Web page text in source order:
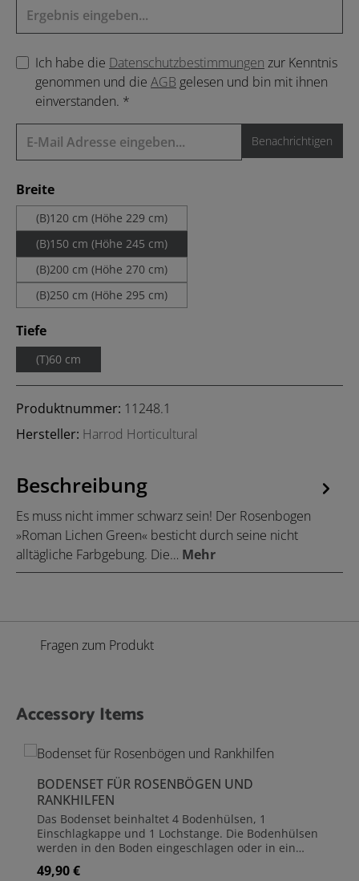
Ich habe die Datenschutzbestimmungen zur Kenntnis
genommen und die AGB gelesen und bin mit ihnen
einverstanden. *
Benachrichtigen
Breiteauswählen
(B)120 cm (Höhe 229 cm)
(B)150 cm (Höhe 245 cm)
(B)200 cm (Höhe 270 cm)
(B)250 cm (Höhe 295 cm)
Tiefeauswählen
(T)60 cm
Produktnummer: 11248.1
Hersteller: Harrod Horticultural
Beschreibung
Es muss nicht immer schwarz sein! Der Rosenbogen
»Roman Lichen Green« besticht durch seine nicht
alltägliche Farbgebung. Die… Mehr
Fragen zum Produkt
Produktgalerie überspringen
Accessory Items
BODENSET FÜR ROSENBÖGEN UND
RANKHILFEN
Das Bodenset beinhaltet 4 Bodenhülsen, 1
Einschlagkappe und 1 Lochstange. Die Bodenhülsen
werden in den Boden eingeschlagen oder in ein
Fundament (z.B. Beton) eingearbeitet. Damit die
Bodenhülsen beim Einschlagen unversehrt bleiben,
Regulärer Preis:
49,90 €